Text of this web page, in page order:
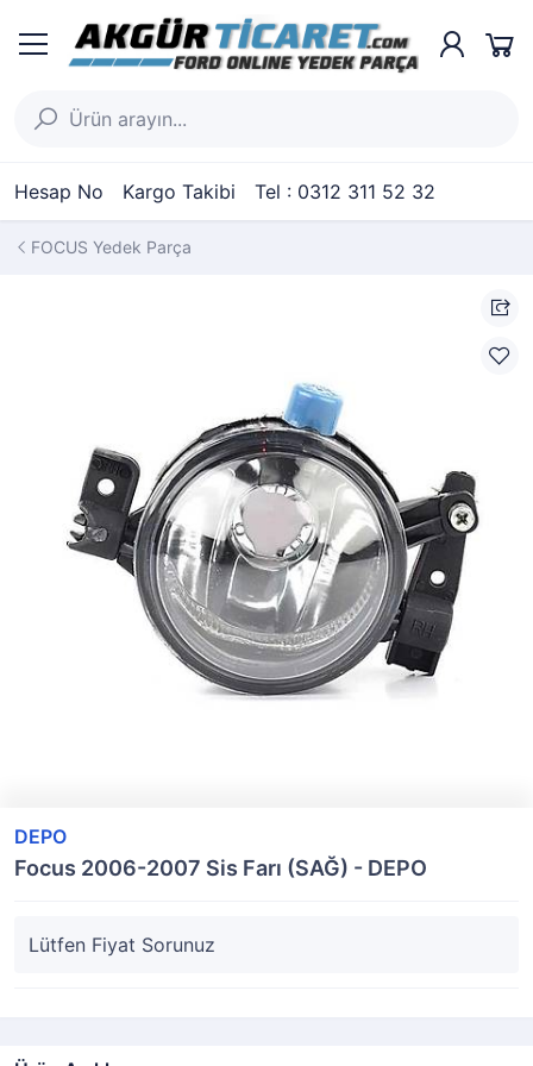
Hesap No Kargo Takibi Tel : 0312 311 52 32
FOCUS Yedek Parça
DEPO
Focus 2006-2007 Sis Farı (SAĞ) - DEPO
Lütfen Fiyat Sorunuz